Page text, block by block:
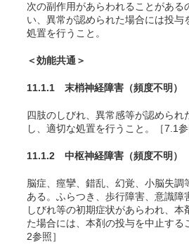
次の副作用があらわれることがある
い、異常が認められた場合には投与
処置を行うこと。
＜効能共通＞
11.1.1 末梢神経障害 （頻度不明）
四肢のしびれ、異常感等が認められ
し、適切な処置を行うこと。［7.1参
11.1.2 中枢神経障害 （頻度不明）
脳症、痙攣、錯乱、幻覚、小脳失調
ある。ふらつき、歩行障害、意識障
しびれ等の初期症状があらわれ、本
た場合には、本剤の投与を中止する
2参照］